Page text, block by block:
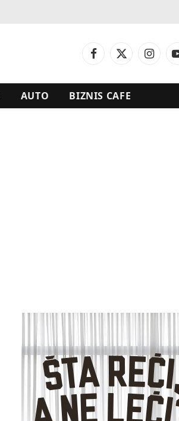
FacebookX
AUTO BIZNIS CAFE